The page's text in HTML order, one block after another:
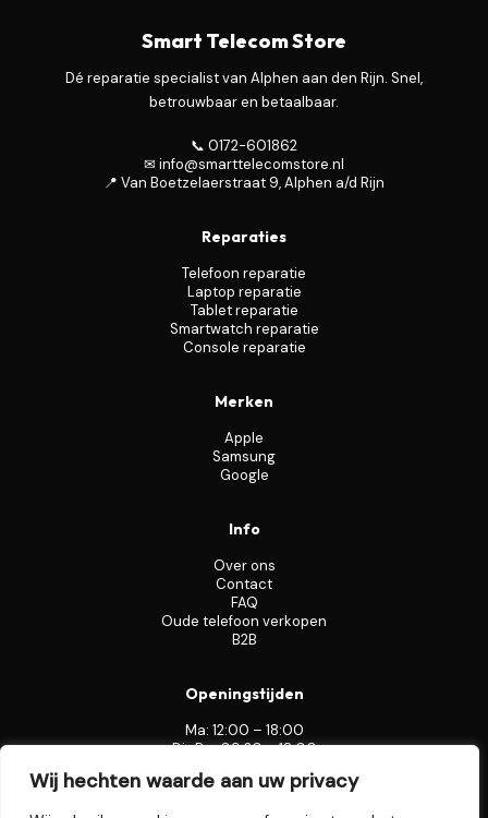
Wij hechten waarde aan uw privacy
Smart Telecom Store
Dé reparatie specialist van Alphen aan den Rijn. Snel,
betrouwbaar en betaalbaar.
📞 0172-601862
✉ info@smarttelecomstore.nl
📍 Van Boetzelaerstraat 9, Alphen a/d Rijn
Reparaties
Telefoon reparatie
Laptop reparatie
Tablet reparatie
Smartwatch reparatie
Console reparatie
Merken
Apple
Samsung
Google
Info
Over ons
Contact
FAQ
Oude telefoon verkopen
B2B
Openingstijden
Ma: 12:00 – 18:00
Di–Do: 09:30 – 18:00
Za: 09:00 – 17:00